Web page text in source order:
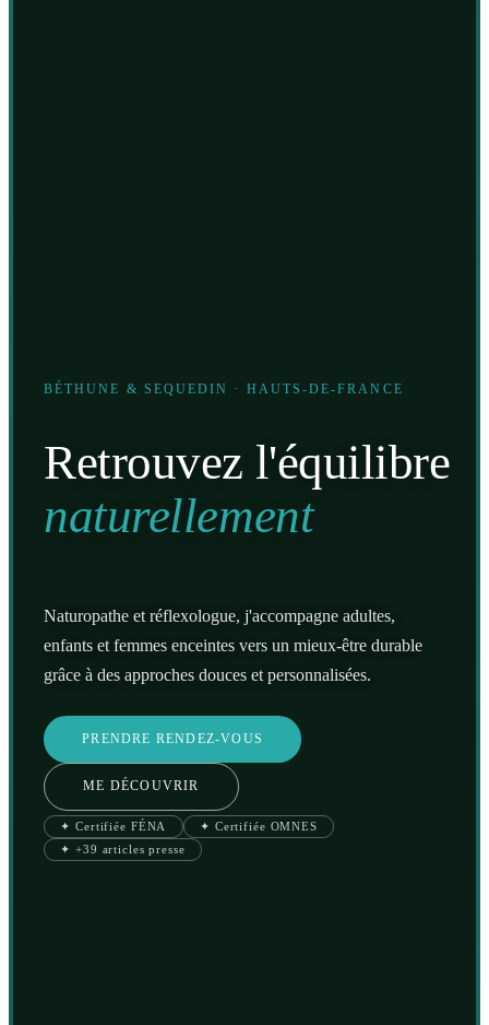
BÉTHUNE & SEQUEDIN · HAUTS-DE-FRANCE
Retrouvez l'équilibre
naturellement
Naturopathe et réflexologue, j'accompagne adultes,
enfants et femmes enceintes vers un mieux-être durable
grâce à des approches douces et personnalisées.
PRENDRE RENDEZ-VOUS
ME DÉCOUVRIR
✦ Certifiée FÉNA
✦ Certifiée OMNES
✦ +39 articles presse